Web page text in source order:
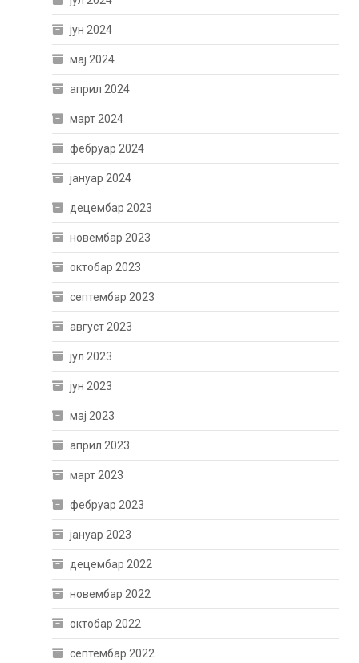
јун 2024
мај 2024
април 2024
март 2024
фебруар 2024
јануар 2024
децембар 2023
новембар 2023
октобар 2023
септембар 2023
август 2023
јул 2023
јун 2023
мај 2023
април 2023
март 2023
фебруар 2023
јануар 2023
децембар 2022
новембар 2022
октобар 2022
септембар 2022